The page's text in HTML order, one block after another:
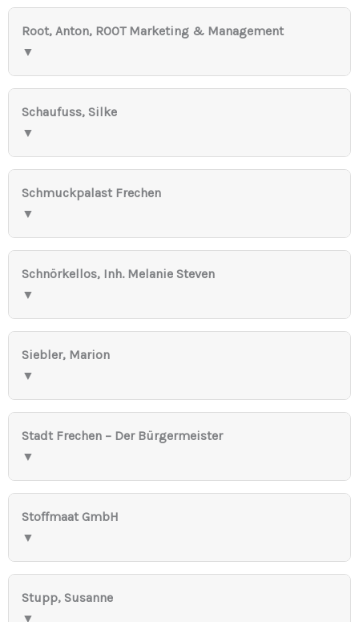
Root, Anton, ROOT Marketing & Management
▼
Schaufuss, Silke
▼
Schmuckpalast Frechen
▼
Schnörkellos, Inh. Melanie Steven
▼
Siebler, Marion
▼
Stadt Frechen – Der Bürgermeister
▼
Stoffmaat GmbH
▼
Stupp, Susanne
▼